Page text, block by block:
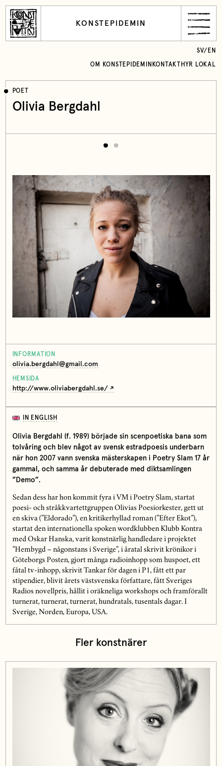
KONSTEPIDEMIN
OM KONSTEPIDEMIN KONTAKT HYR LOKAL
SV/ EN
POET
Olivia Bergdahl
INFORMATION
olivia.bergdahl@gmail.com
HEMSIDA
http://www.oliviabergdahl.se/
IN ENGLISH
Olivia Bergdahl (f. 1989) började sin scenpoetiska bana som
tolvåring och blev något av svensk estradpoesis underbarn
när hon 2007 vann svenska mästerskapen i Poetry Slam 17 år
gammal, och samma år debuterade med diktsamlingen
”Demo”.
Sedan dess har hon kommit fyra i VM i Poetry Slam, startat
poesi- och stråkkvartettgruppen Olivias Poesiorkester, gett ut
en skiva (”Eldorado”), en kritikerhyllad roman (”Efter Ekot”),
startat den internationella spoken wordklubben Klubb Kontra
med Oskar Hanska, varit konstnärlig handledare i projektet
”Hembygd – någonstans i Sverige”, i åratal skrivit krönikor i
Göteborgs Posten, gjort många radioinhopp som huspoet, ett
fåtal tv-inhopp, skrivit Tankar för dagen i P1, fått ett par
stipendier, blivit årets västsvenska författare, fått Sveriges
Radios novellpris, hållit i oräkneliga workshops och framförallt
turnerat, turnerat, turnerat, hundratals, tusentals dagar. I
Sverige, Norden, Europa, USA.
Fler konstnärer